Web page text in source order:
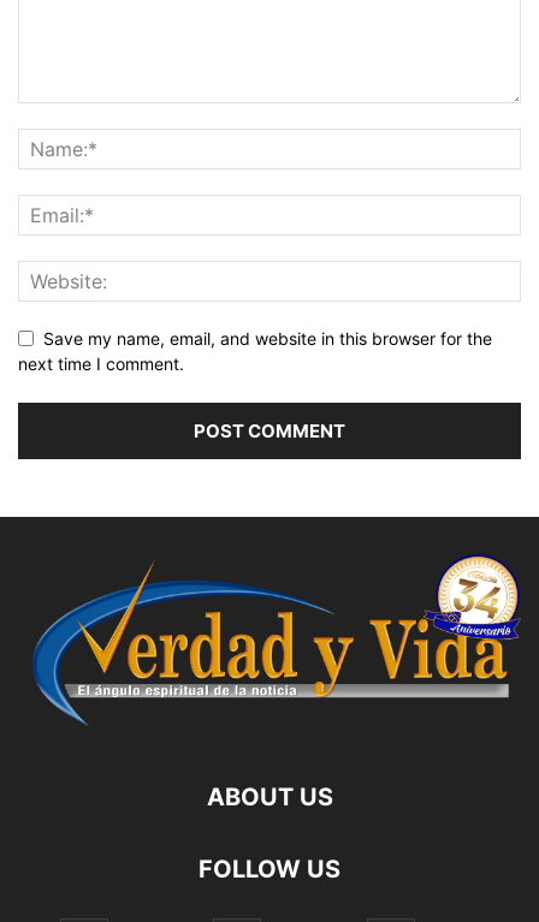
Save my name, email, and website in this browser for the
next time I comment.
ABOUT US
FOLLOW US